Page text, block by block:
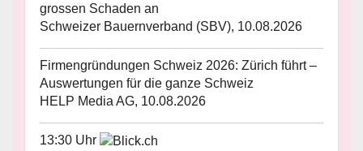
grossen Schaden an
Schweizer Bauernverband (SBV), 10.08.2026
Firmengründungen Schweiz 2026: Zürich führt –
Auswertungen für die ganze Schweiz
HELP Media AG, 10.08.2026
13:30 Uhr